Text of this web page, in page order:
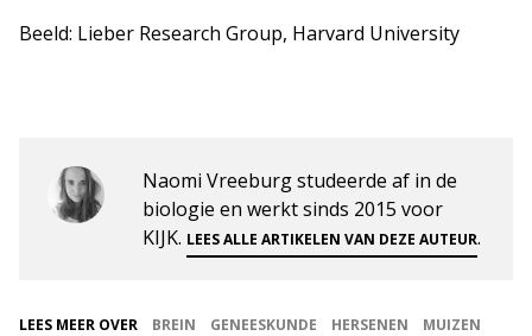
Beeld: Lieber Research Group, Harvard University
Naomi Vreeburg studeerde af in de
biologie en werkt sinds 2015 voor
KIJK. LEES ALLE ARTIKELEN VAN DEZE AUTEUR.
LEES MEER OVER BREIN GENEESKUNDE HERSENEN
MUIZEN